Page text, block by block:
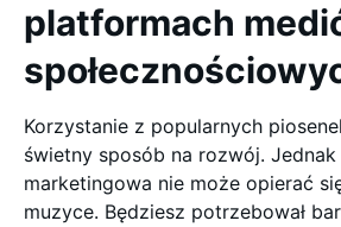
platformach
Korzystanie z popularnych
świetny sposób na rozwój. Jednak
marketingowa nie może opierać
muzyce. Będziesz potrzebował